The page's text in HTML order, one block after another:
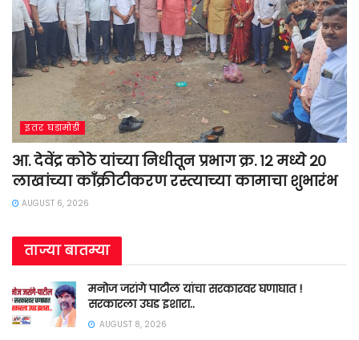
इतर घडामोडी
आ. देवेंद्र कोठे यांच्या निधीतून प्रभाग क्र. १२ मध्ये २०
लाखांच्या काँक्रीटीकरण रस्त्याच्या कामाचा शुभारंभ
AUGUST 6, 2026
ताज्या बातम्या
मनोज जरांगे पाटील यांचा सरकारवर घणाघात !
सरकारला उघड इशारा..
AUGUST 8, 2026